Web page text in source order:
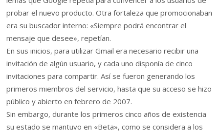
probar el nuevo producto. Otra fortaleza que promocionaban
era su buscador interno: «Siempre podrá encontrar el
mensaje que desee», repetían.
En sus inicios, para utilizar Gmail era necesario recibir una
invitación de algún usuario, y cada uno disponía de cinco
invitaciones para compartir. Así se fueron generando los
primeros miembros del servicio, hasta que su acceso se hizo
público y abierto en febrero de 2007.
Sin embargo, durante los primeros cinco años de existencia
su estado se mantuvo en «Beta», como se considera a los